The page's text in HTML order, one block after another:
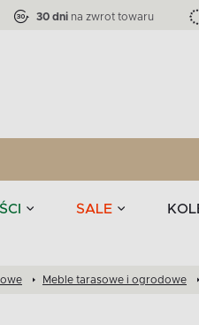
30 dni na zwrot towaru
SALE
Zastawy stołowe i
-39 %
71 864
stołowe
Meble tarasowe i ogrodowe